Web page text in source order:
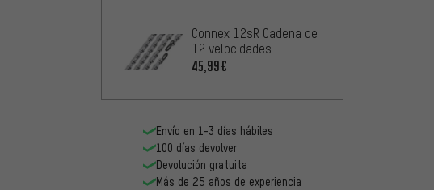
Connex 12sR Cadena de
12 velocidades
45,99€
Envío en 1-3 días hábiles
100 días devolver
Devolución gratuita
Más de 25 años de experiencia